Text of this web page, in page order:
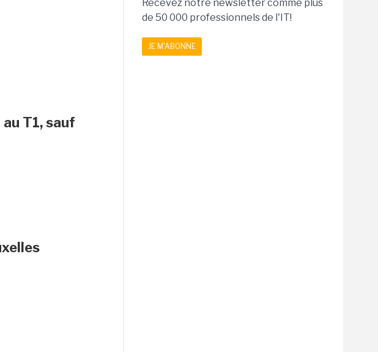
T1, sauf
Recevez notre newsletter comme plus
de 50 000 professionnels de l'IT!
JE M'ABONNE